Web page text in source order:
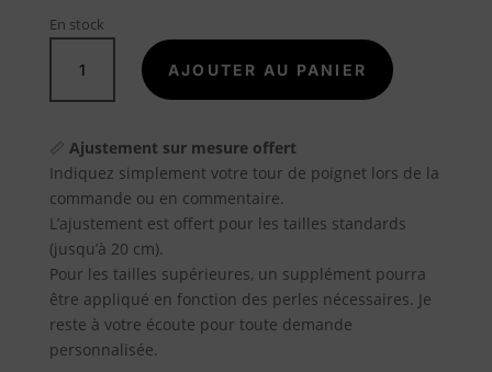
Blog
En stock
PENDULE
ARGENTÉ
AJOUTER AU PANIER
📏 Ajustement sur mesure offert
Indiquez simplement votre tour de poignet lors de la
commande ou en commentaire.
L’ajustement est offert pour les tailles standards
(jusqu’à 20 cm).
Pour les tailles supérieures, un supplément pourra
être appliqué en fonction des perles nécessaires. Je
reste à votre écoute pour toute demande
personnalisée.